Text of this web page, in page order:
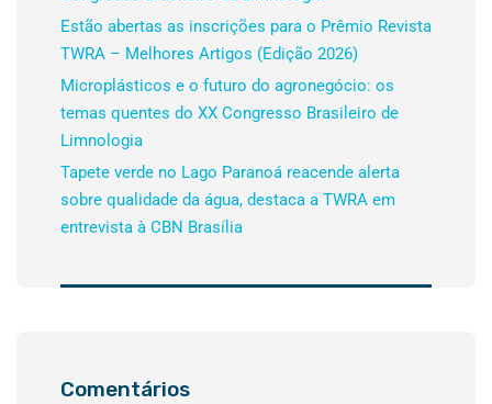
Estão abertas as inscrições para o Prêmio Revista
TWRA – Melhores Artigos (Edição 2026)
Microplásticos e o futuro do agronegócio: os
temas quentes do XX Congresso Brasileiro de
Limnologia
Tapete verde no Lago Paranoá reacende alerta
sobre qualidade da água, destaca a TWRA em
entrevista à CBN Brasília
Comentários